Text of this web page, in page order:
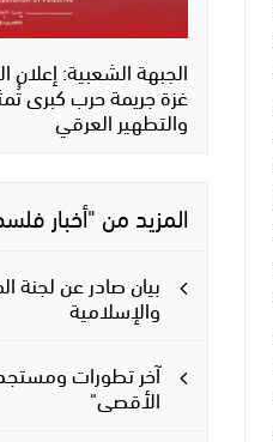
الجبهة الشعبية: إعلان
غزة جريمة حرب كبرى
والتطهير العرقي
المزيد من "أخبار
بيان صادر عن لجنة
والإسلامية
آخر تطورات
الأقصى"